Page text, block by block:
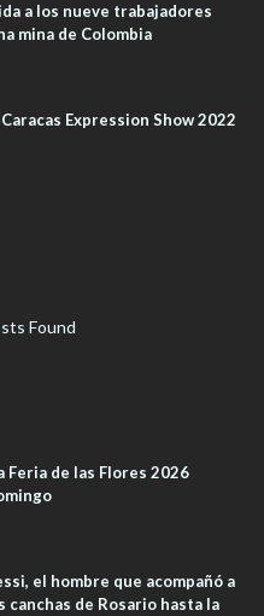
a los nueve trabajadores
mina de Colombia
Expression Show 2022
Found
Feria de las Flores 2026
el hombre que acompañó a
canchas de Rosario hasta la